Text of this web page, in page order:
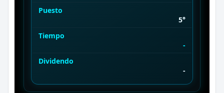
Puesto
5°
Tiempo
-
Dividendo
-